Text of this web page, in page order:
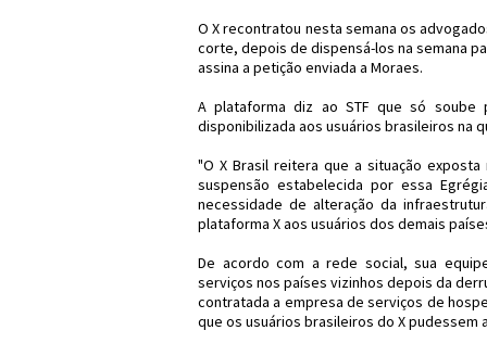
O X recontratou nesta semana os
corte, depois de dispensá-los na semana
assina a petição enviada a Moraes.
A plataforma diz ao STF que só
disponibilizada aos usuários brasileiros na
"O X Brasil reitera que a situação
suspensão estabelecida por essa
necessidade de alteração da
plataforma X aos usuários dos demais
De acordo com a rede social, sua
serviços nos países vizinhos depois da
contratada a empresa de serviços de
que os usuários brasileiros do X pudessem